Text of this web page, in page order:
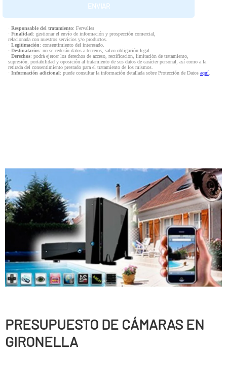
· Responsable del tratamiento: Fervalles
· Finalidad: gestionar el envío de información y prospección comercial,
relacionada con nuestros servicios y/o productos.
· Legitimación: consentimiento del interesado.
· Destinatarios: no se cederán datos a terceros, salvo obligación legal.
· Derechos: podrá ejercer los derechos de acceso, rectificación, limitación de tratamiento,
supresión, portabilidad y oposición al tratamiento de sus datos de carácter personal, así como a la
retirada del consentimiento prestado para el tratamiento de los mismos.
· Información adicional: puede consultar la información detallada sobre Protección de Datos aquí.
PRESUPUESTO DE CÁMARAS EN
GIRONELLA